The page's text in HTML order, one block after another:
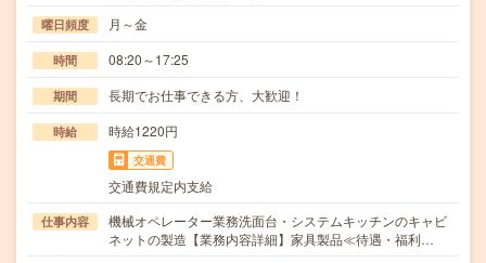
曜日頻度 月～金
時間 08:20～17:25
期間 長期でお仕事できる方、大歓迎！
時給 時給1220円
交通費
交通費規定内支給
仕事内容
機械オペレーター業務洗面台・システムキッチンのキャビ
ネットの製造【業務内容詳細】家具製品≪待遇・福利…